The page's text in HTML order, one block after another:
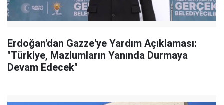
Erdoğan'dan Gazze'ye Yardım Açıklaması:
"Türkiye, Mazlumların Yanında Durmaya
Devam Edecek"